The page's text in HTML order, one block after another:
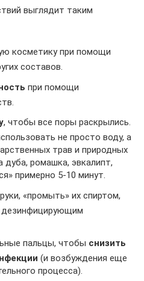
выглядит таким
косметику при помощи
составов.
при помощи
, чтобы все поры раскрылись.
не просто воду, а
трав и природных
дуба, ромашка, эвкалипт,
примерно 5-10 минут.
«промыть» их спиртом,
дезинфицирующим
пальцы, чтобы снизить
(и возбуждения еще
процесса).